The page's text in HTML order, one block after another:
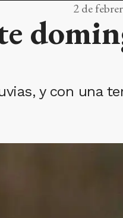
2 de
y con una